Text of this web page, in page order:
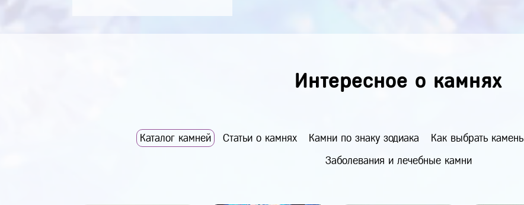
Интересное о камнях
Каталог камней Статьи о камнях Камни по знаку зодиака Как выбрать камень
Заболевания и лечебные камни